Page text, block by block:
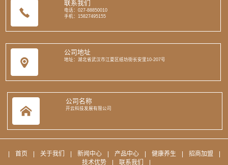
联系我们
电话：027-88850010
手机：15827495155
公司地址
地址：湖北省武汉市江夏区纸坊街长安里10-207号
公司名称
开云科技发展有限公司
首页 关于我们 新闻中心 产品中心 健康养生 招商加盟
技术优势
联系我们